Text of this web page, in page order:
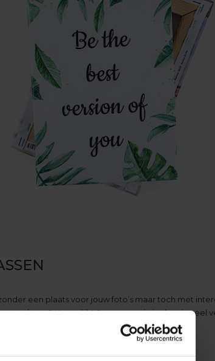
een plaats voor jouw foto’s maar toch met
en teksten? Natuurlijk! Op onze website kun je veel